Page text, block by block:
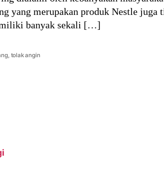
yang merupakan produk Nestle juga
banyak sekali […]
, tolak angin